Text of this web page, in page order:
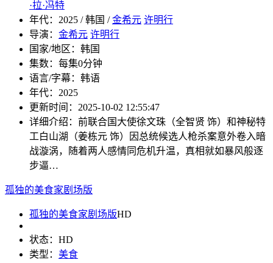
·拉·冯特
年代： 2025 / 韩国 /金希元 许明行
导演： 金希元 许明行
国家/地区： 韩国
集数： 每集0分钟
语言/字幕： 韩语
年代： 2025
更新时间： 2025-10-02 12:55:47
详细介绍： 前联合国大使徐文珠（全智贤 饰）和神秘特
工白山湖（姜栋元 饰）因总统候选人枪杀案意外卷入暗
战漩涡，随着两人感情同危机升温，真相就如暴风般逐
步逼…
孤独的美食家剧场版
孤独的美食家剧场版HD
状态： HD
类型： 美食